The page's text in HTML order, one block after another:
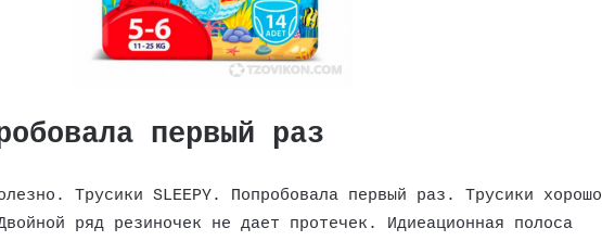
первый раз
Трусики SLEEPY. Попробовала первый раз. Трусики хорошо
ряд резиночек не дает протечек. Идиеационная полоса